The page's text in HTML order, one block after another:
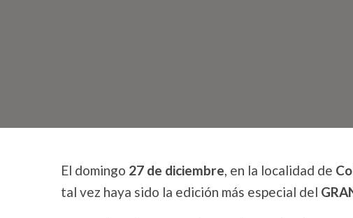
El domingo 27 de diciembre, en la localidad de
tal vez haya sido la edición más especial del